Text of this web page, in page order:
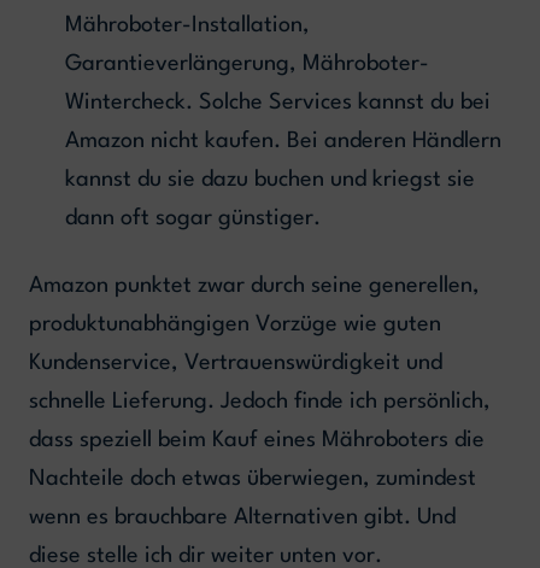
Mähroboter-Installation,
Garantieverlängerung, Mähroboter-
Wintercheck. Solche Services kannst du bei
Amazon nicht kaufen. Bei anderen Händlern
kannst du sie dazu buchen und kriegst sie
dann oft sogar günstiger.
Amazon punktet zwar durch seine generellen,
produktunabhängigen Vorzüge wie guten
Kundenservice, Vertrauenswürdigkeit und
schnelle Lieferung. Jedoch finde ich persönlich,
dass speziell beim Kauf eines Mähroboters die
Nachteile doch etwas überwiegen, zumindest
wenn es brauchbare Alternativen gibt. Und
diese stelle ich dir weiter unten vor.